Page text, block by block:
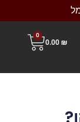
0.00